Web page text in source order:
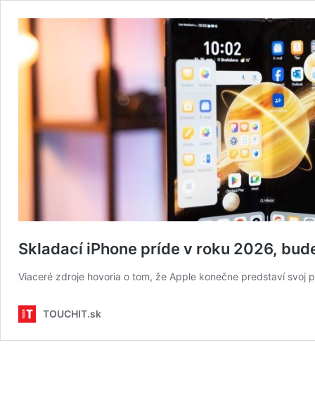
Skladací iPhone príde v roku 2026,
Viaceré zdroje hovoria o tom, že Apple konečne predstaví
TOUCHIT.sk